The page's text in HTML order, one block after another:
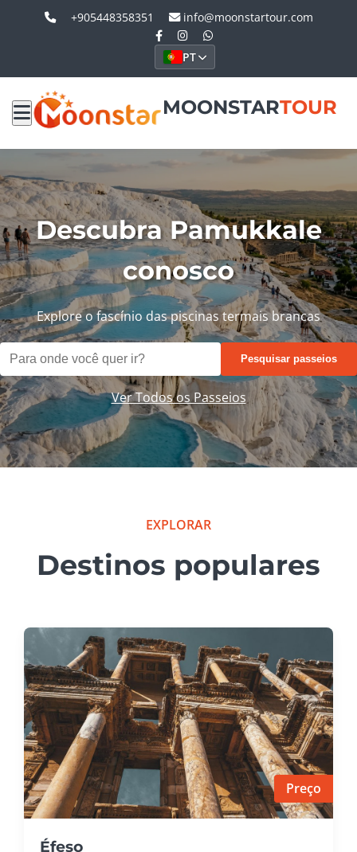
+905448358351 info@moonstartour.com
PT
MOONSTARTOUR
Descubra Pamukkale
conosco
Explore o fascínio das piscinas termais brancas
Pesquisar passeios
Ver Todos os Passeios
EXPLORAR
Destinos populares
Preço
Éfeso